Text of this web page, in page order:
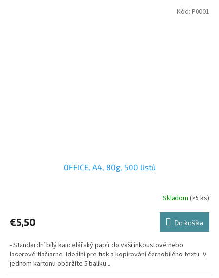
OFFICE, A4, 80g, 500 listů
Skladom (>5 ks)
€5,50 Do košíka
- Standardní bílý kancelářský papír do vaší inkoustové nebo
laserové tlačiarne- Ideální pre tisk a kopírování černobílého textu- V
jednom kartonu obdržíte 5 balíku...
Kód: P0001